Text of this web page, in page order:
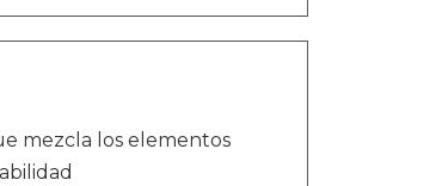
mezcla los elementos